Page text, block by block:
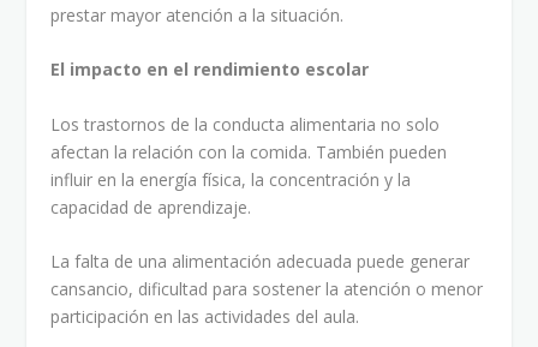
prestar mayor atención a la situación.
El impacto en el rendimiento escolar
Los trastornos de la conducta alimentaria no solo
afectan la relación con la comida. También pueden
influir en la energía física, la concentración y la
capacidad de aprendizaje.
La falta de una alimentación adecuada puede generar
cansancio, dificultad para sostener la atención o menor
participación en las actividades del aula.